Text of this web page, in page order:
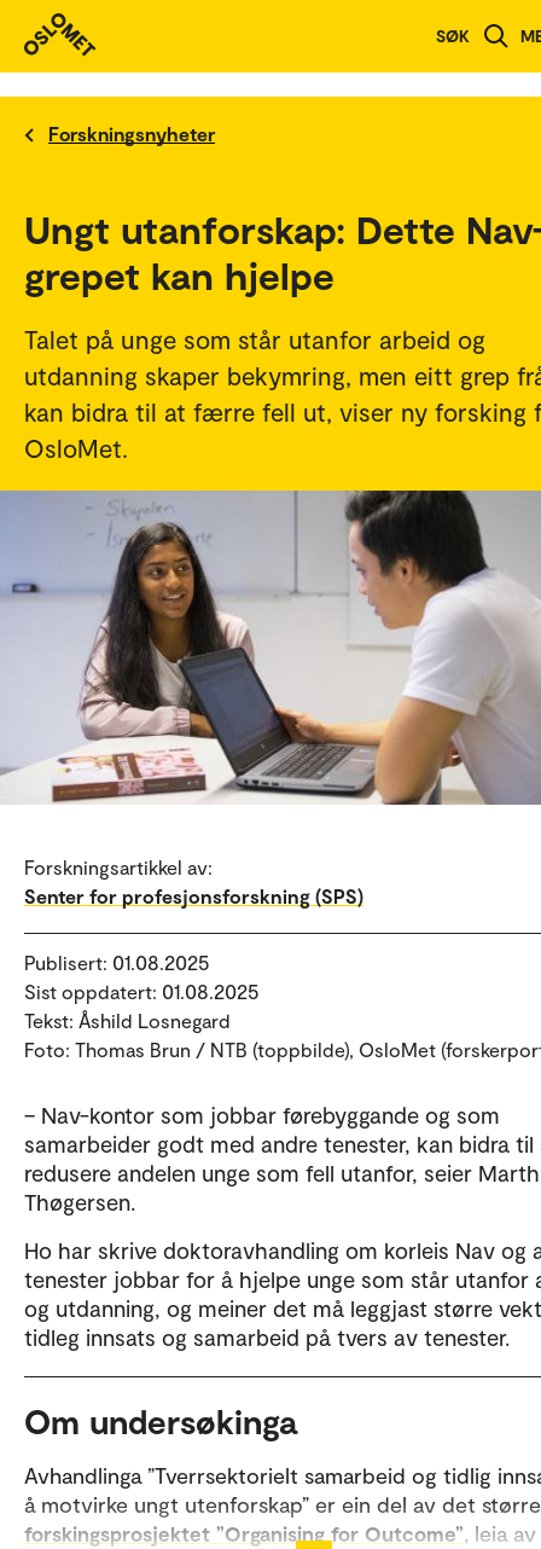
SØK
Forskningsnyheter
Ungt utanforskap: Dette
grepet kan hjelpe
Talet på unge som står utanfor arbeid og
utdanning skaper bekymring, men eitt grep
kan bidra til at færre fell ut, viser ny forsking
OsloMet.
Forskningsartikkel av:
Senter for profesjonsforskning (SPS)
Publisert: 01.08.2025
Sist oppdatert: 01.08.2025
Tekst: Åshild Losnegard
Foto: Thomas Brun / NTB (toppbilde), OsloMet
– Nav-kontor som jobbar førebyggande og som
samarbeider godt med andre tenester, kan bidra til
redusere andelen unge som fell utanfor, seier
Thøgersen.
Ho har skrive doktoravhandling om korleis Nav og
tenester jobbar for å hjelpe unge som står utanfor
og utdanning, og meiner det må leggjast større
tidleg innsats og samarbeid på tvers av tenester.
Om undersøkinga
Avhandlinga ”Tverrsektorielt samarbeid og tidlig
å motvirke ungt utenforskap” er ein del av det større
forskingsprosjektet ”Organising for Outcome”, leia